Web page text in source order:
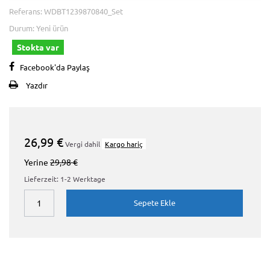
Referans: WDBT1239870840_Set
Durum: Yeni ürün
Stokta var
Facebook'da Paylaş
Yazdır
26,99 €Vergi dahil Kargo hariç
Yerine 29,98 €
Lieferzeit: 1-2 Werktage
Sepete Ekle